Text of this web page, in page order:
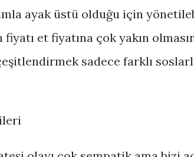
ayak üstü olduğu için
fiyatı et fiyatına çok yakın
sadece farklı